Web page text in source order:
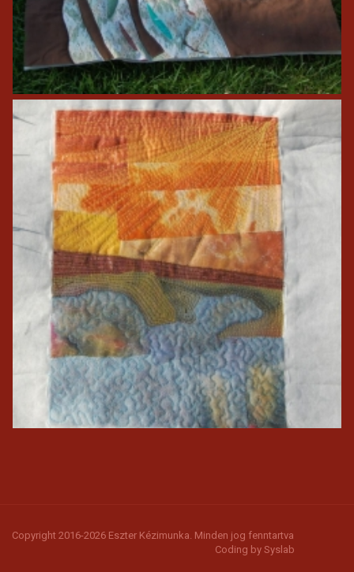
Copyright 2016-2026 Eszter Kézimunka. Minden jog fenntartva
Coding by Syslab